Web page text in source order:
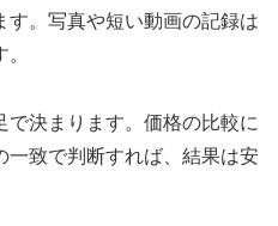
す。写真や短い動画の記録は
決まります。価格の比較に
一致で判断すれば、結果は安